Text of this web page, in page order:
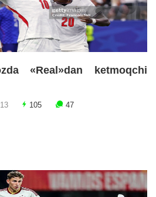
«Real»dan ketmoqchi
105 47